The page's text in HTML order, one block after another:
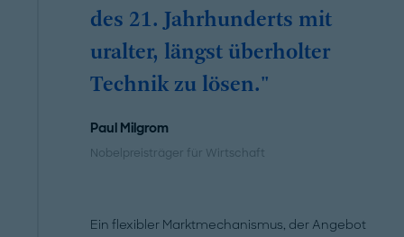
des 21. Jahrhunderts mit
uralter, längst überholter
Technik zu lösen."
Paul Milgrom
Nobelpreisträger für Wirtschaft
Ein flexibler Marktmechanismus, der Angebot